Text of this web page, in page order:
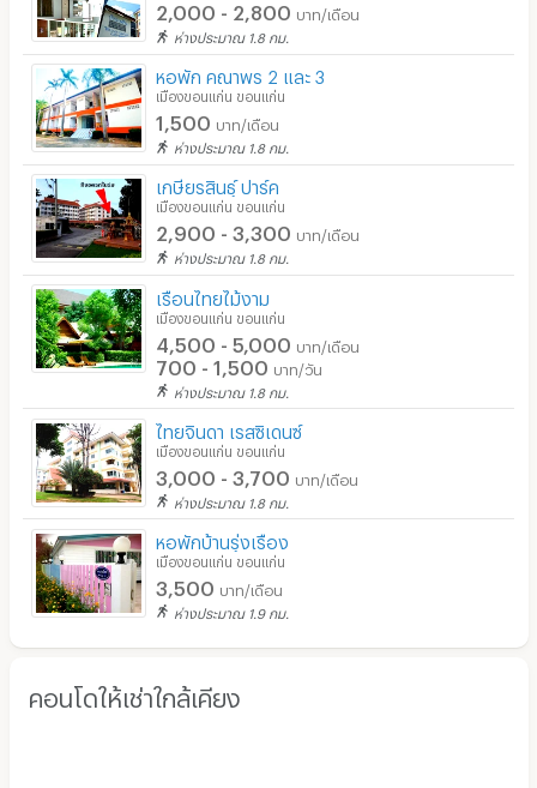
2,000 - 2,800 บาท/เดือน
ห่างประมาณ 1.8 กม.
หอพัก คณาพร 2 และ 3
เมืองขอนแก่น ขอนแก่น
1,500 บาท/เดือน
ห่างประมาณ 1.8 กม.
เกษียรสินธุ์ ปาร์ค
เมืองขอนแก่น ขอนแก่น
2,900 - 3,300 บาท/เดือน
ห่างประมาณ 1.8 กม.
เรือนไทยไม้งาม
เมืองขอนแก่น ขอนแก่น
4,500 - 5,000 บาท/เดือน
700 - 1,500 บาท/วัน
ห่างประมาณ 1.8 กม.
ไทยจินดา​ เรสซิเดนซ์
เมืองขอนแก่น ขอนแก่น
3,000 - 3,700 บาท/เดือน
ห่างประมาณ 1.8 กม.
หอพักบ้านรุ่งเรือง
เมืองขอนแก่น ขอนแก่น
3,500 บาท/เดือน
ห่างประมาณ 1.9 กม.
คอนโดให้เช่าใกล้เคียง